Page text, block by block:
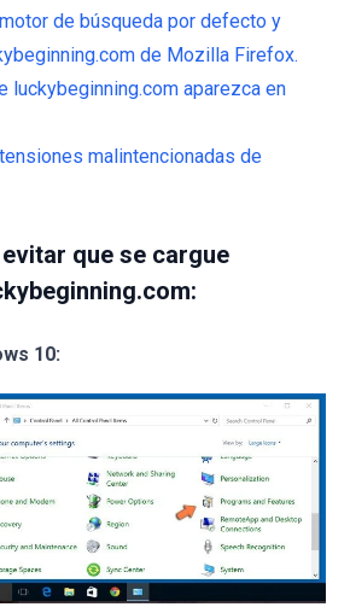
de búsqueda por defecto y
de Mozilla Firefox.
luckybeginning.com aparezca en
malintencionadas de
que se cargue
10: